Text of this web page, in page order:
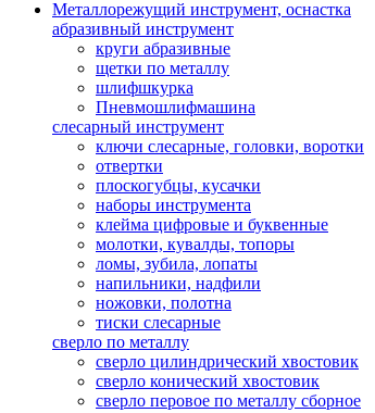
Металлорежущий инструмент, оснастка
абразивный инструмент
круги абразивные
щетки по металлу
шлифшкурка
Пневмошлифмашина
слесарный инструмент
ключи слесарные, головки, воротки
отвертки
плоскогубцы, кусачки
наборы инструмента
клейма цифровые и буквенные
молотки, кувалды, топоры
ломы, зубила, лопаты
напильники, надфили
ножовки, полотна
тиски слесарные
сверло по металлу
сверло цилиндрический хвостовик
сверло конический хвостовик
сверло перовое по металлу сборное